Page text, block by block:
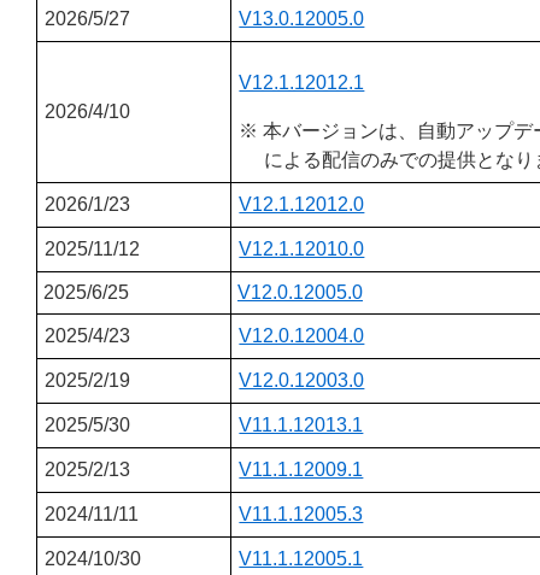
2026/5/27 V13.0.12005.0
2026/4/10
V12.1.12012.1
※ 本バージョンは、自動アップデ
による配信のみでの提供となり
2026/1/23 V12.1.12012.0
2025/11/12 V12.1.12010.0
2025/6/25 V12.0.12005.0
2025/4/23 V12.0.12004.0
2025/2/19 V12.0.12003.0
2025/5/30 V11.1.12013.1
2025/2/13 V11.1.12009.1
2024/11/11 V11.1.12005.3
2024/10/30 V11.1.12005.1